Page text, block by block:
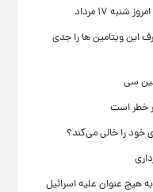
۱۷ مرداد
این ویتامین ها را جدی
سی
خطر است
خود را خالی می‌کند؟
هیچ عنوان علیه اسرائیل